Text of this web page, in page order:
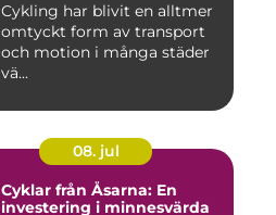
Cykling har blivit en alltmer
omtyckt form av transport
och motion i många städer
vä...
08. jul
Cyklar från Åsarna: En
investering i minnesvärda